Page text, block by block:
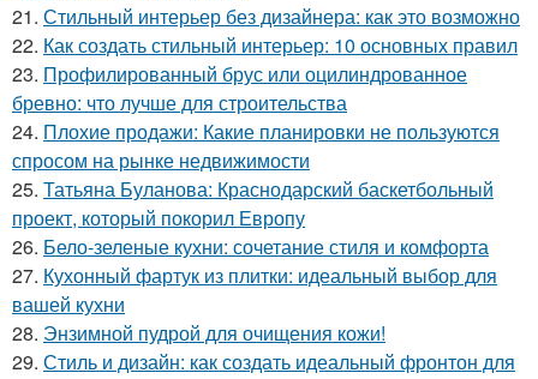
21. Стильный интерьер без дизайнера: как это возможно
22. Как создать стильный интерьер: 10 основных правил
23. Профилированный брус или оцилиндрованное
бревно: что лучше для строительства
24. Плохие продажи: Какие планировки не пользуются
спросом на рынке недвижимости
25. Татьяна Буланова: Краснодарский баскетбольный
проект, который покорил Европу
26. Бело-зеленые кухни: сочетание стиля и комфорта
27. Кухонный фартук из плитки: идеальный выбор для
вашей кухни
28. Энзимной пудрой для очищения кожи!
29. Стиль и дизайн: как создать идеальный фронтон для